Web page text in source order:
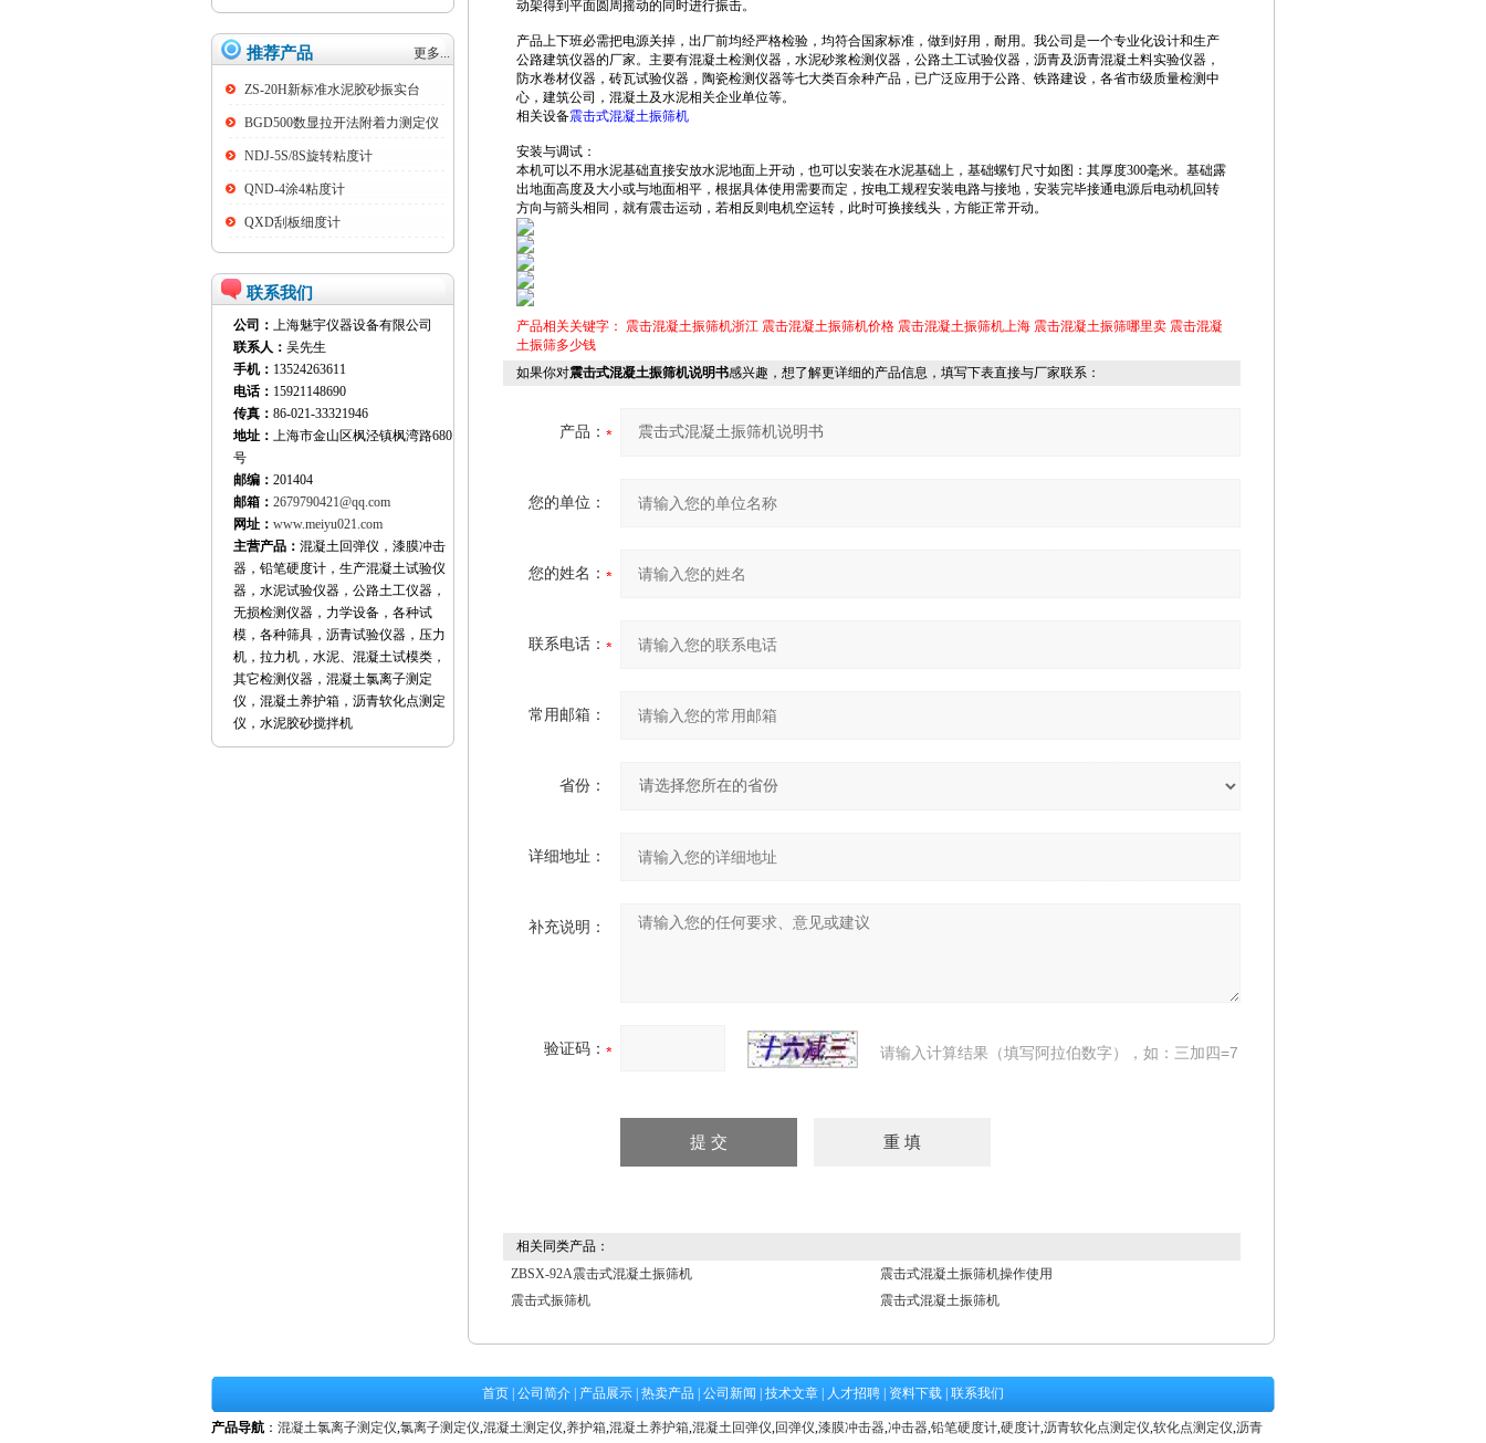
推荐产品 更多...
ZS-20H新标准水泥胶砂振实台
BGD500数显拉开法附着力测定仪
NDJ-5S/8S旋转粘度计
QND-4涂4粘度计
QXD刮板细度计
联系我们
公司： 上海魅宇仪器设备有限公司
联系人： 吴先生
手机： 13524263611
电话： 15921148690
传真： 86-021-33321946
地址： 上海市金山区枫泾镇枫湾路680
号
邮编： 201404
邮箱： 2679790421@qq.com
网址： www.meiyu021.com
主营产品： 混凝土回弹仪，漆膜冲击
器，铅笔硬度计，生产混凝土试验仪
器，水泥试验仪器，公路土工仪器，
无损检测仪器，力学设备，各种试
模，各种筛具，沥青试验仪器，压力
机，拉力机，水泥、混凝土试模类，
其它检测仪器，混凝土氯离子测定
仪，混凝土养护箱，沥青软化点测定
仪，水泥胶砂搅拌机
动架得到平面圆周摇动的同时进行振击。
产品上下班必需把电源关掉，出厂前均经严格检验，均符合国家标准，做到好用，耐用。我公司是一个专业化设计和生产
公路建筑仪器的厂家。主要有混凝土检测仪器，水泥砂浆检测仪器，公路土工试验仪器，沥青及沥青混凝土料实验仪器，
防水卷材仪器，砖瓦试验仪器，陶瓷检测仪器等七大类百余种产品，已广泛应用于公路、铁路建设，各省市级质量检测中
心，建筑公司，混凝土及水泥相关企业单位等。
相关设备震击式混凝土振筛机
安装与调试：
本机可以不用水泥基础直接安放水泥地面上开动，也可以安装在水泥基础上，基础螺钉尺寸如图：其厚度300毫米。基础露
出地面高度及大小或与地面相平，根据具体使用需要而定，按电工规程安装电路与接地，安装完毕接通电源后电动机回转
方向与箭头相同，就有震击运动，若相反则电机空运转，此时可换接线头，方能正常开动。
产品相关关键字： 震击混凝土振筛机浙江 震击混凝土振筛机价格 震击混凝土振筛机上海 震击混凝土振筛哪里卖 震击混凝
土振筛多少钱
如果你对震击式混凝土振筛机说明书感兴趣，想了解更详细的产品信息，填写下表直接与厂家联系：
产品：
您的单位：
您的姓名：
联系电话：
常用邮箱：
省份：
详细地址：
补充说明：
验证码： 请输入计算结果（填写阿拉伯数字），如：三加四=7
相关同类产品：
ZBSX-92A震击式混凝土振筛机
震击式混凝土振筛机操作使用
震击式振筛机
震击式混凝土振筛机
首页 公司简介 产品展示 热卖产品 公司新闻 技术文章 人才招聘 资料下载 联系我们
产品导航 ： 混凝土氯离子测定仪,氯离子测定仪,混凝土测定仪,养护箱,混凝土养护箱,混凝土回弹仪,回弹仪,漆膜冲击器,冲击器,铅笔硬度计,硬度计,沥青软化点测定仪,软化点测定仪,沥青